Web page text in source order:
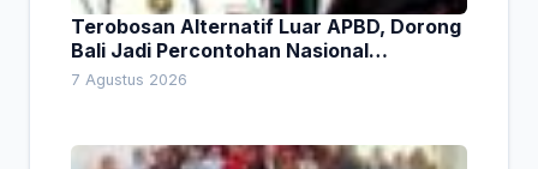
Terobosan Alternatif Luar APBD, Dorong
Bali Jadi Percontohan Nasional
Pembiayaan Daerah
7 Agustus 2026